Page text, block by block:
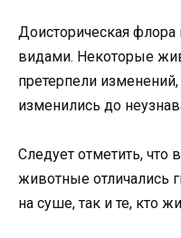
Доисторическая
видами. Некоторые
претерпели изменений,
изменились до
Следует отметить, что
животные отличались
на суше, так и те, кто